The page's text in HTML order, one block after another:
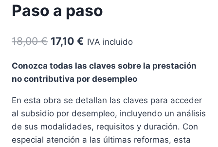
Paso a paso
18,00€ El
original
18,00 €.
17,10 € El
actual
17,10 €.
IVA incluido
Conozca todas las claves sobre la prestación
no contributiva por desempleo
En esta obra se detallan las claves para acceder
al subsidio por desempleo, incluyendo un análisis
de sus modalidades, requisitos y duración. Con
especial atención a las últimas reformas, esta